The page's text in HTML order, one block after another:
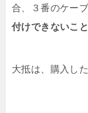
合、３番のケー
付けできないこ
大抵は、購入し